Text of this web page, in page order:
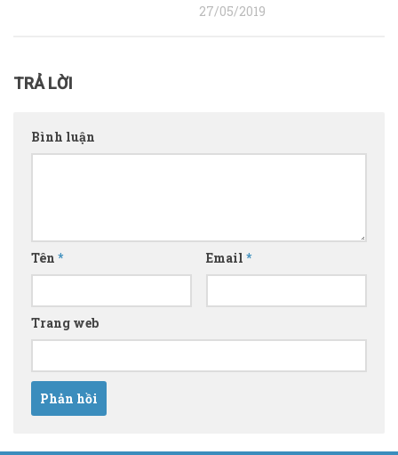
27/05/2019
TRẢ LỜI
Bình luận
Tên * Email *
Trang web